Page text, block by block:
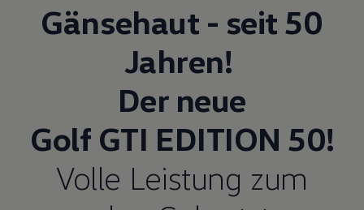
Gänsehaut - seit 50
Jahren!
Der neue
Golf GTI EDITION 50!
Volle Leistung zum